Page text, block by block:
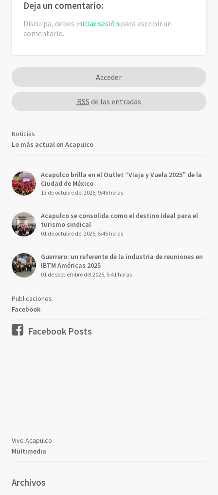
Deja un comentario:
Disculpa, debes iniciar sesión para escribir un
comentario.
Acceder
RSS de las entradas
Noticias
Lo más actual en Acapulco
Acapulco brilla en el Outlet “Viaja y Vuela 2025” de la
Ciudad de México
13 de octubre del 2025, 9:45 horas
Acapulco se consolida como el destino ideal para el
turismo sindical
01 de octubre del 2025, 5:45 horas
Guerrero: un referente de la industria de reuniones en
IBTM Américas 2025
01 de septiembre del 2025, 5:41 horas
Publicaciones
Facebook
Facebook Posts
Vive Acapulco
Multimedia
Archivos